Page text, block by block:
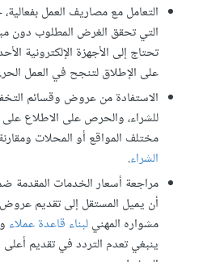
التعامل مع مصاريف العمل
التي تحقق الغرض المطلوب دون
تحتاج إلى الأجهزة الإلكترونية
على الإطلاق لتنجح في العمل الحر.
الاستفادة من عروض وقسائم
للشراء، والحرص على الاطلاع
مختلف المواقع أو المحلات
الشراء.
مراجعة أسعار الخدمات المقدمة
أن يميل المستقل إلى تقديم
مشواره المهنيلبناء قاعدة عملاء
ينبغي تعدم التردد في تقديم أعلى